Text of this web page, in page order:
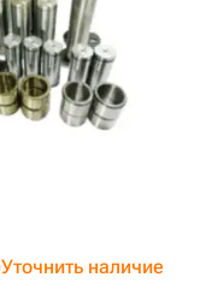
Уточнить наличие